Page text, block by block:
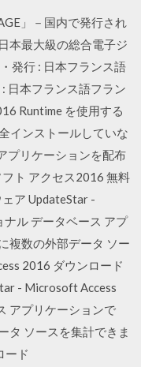
」－国内で発行され
本最大級の総合電子ジ
発行 : 日本フランス語
日本フランス語フラン
Runtime を使用する
インストールしていな
プリケーションを配布
ト アクセス2016 無料
ア UpdateStar -
ル データベース アプ
複数の外部データ ソー
2016 ダウンロード
- Microsoft Access
アプリケーションで
タ ソースを集計できま
ード